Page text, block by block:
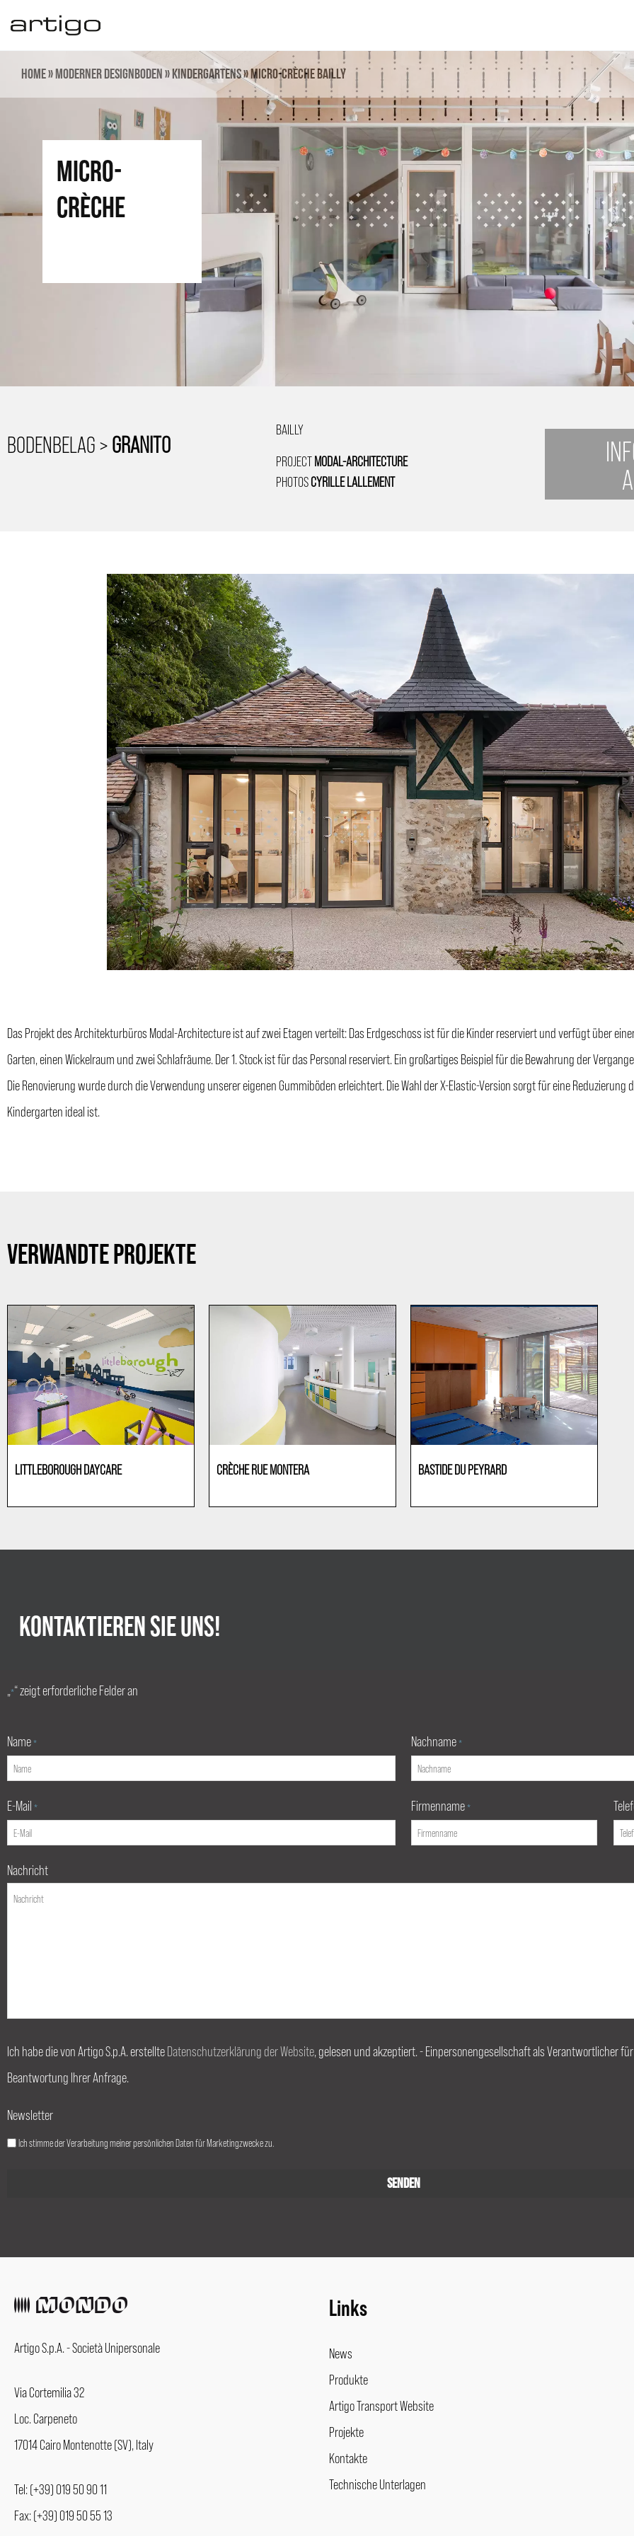
springen
Home»Moderner Designboden»Kindergartens»Micro-crèche Bailly
Micro-
crèche
BODENBELAG >GRANITO
BAILLY
PROJECTMODAL-ARCHITECTURE
PHOTOSCYRILLE LALLEMENT
Das Projekt des Architekturbüros Modal-Architecture ist auf zwei Etagen verteilt: Das Erdgeschoss ist für die Kinder reserviert und verfügt über
Garten, einen Wickelraum und zwei Schlafräume. Der 1. Stock ist für das Personal reserviert. Ein großartiges Beispiel für die Bewahrung der
Die Renovierung wurde durch die Verwendung unserer eigenen Gummiböden erleichtert. Die Wahl der X-Elastic-Version sorgt für eine Reduzierung
Kindergarten ideal ist.
VERWANDTE PROJEKTE
LITTLEBOROUGH DAYCARE CRÈCHE RUE MONTERA BASTIDE DU PEYRARD
KONTAKTIEREN SIE UNS!
„*“ zeigt erforderliche Felder an
Name * Nachname *
E-Mail * Firmenname *
Nachricht
Ich habe die von Artigo S.p.A. erstellteDatenschutzerklärung der Website, gelesen und akzeptiert. - Einpersonengesellschaft als Verantwortlicher
Beantwortung Ihrer Anfrage.
Newsletter
Ich stimme der Verarbeitung meiner persönlichen Daten für Marketingzwecke zu.
Artigo S.p.A. - Società Unipersonale
Via Cortemilia 32
Loc. Carpeneto
17014 Cairo Montenotte (SV), Italy
Tel: (+39) 019 50 90 11
Fax: (+39) 019 50 55 13
Links
News
Produkte
Artigo Transport Website
Projekte
Kontakte
Technische Unterlagen